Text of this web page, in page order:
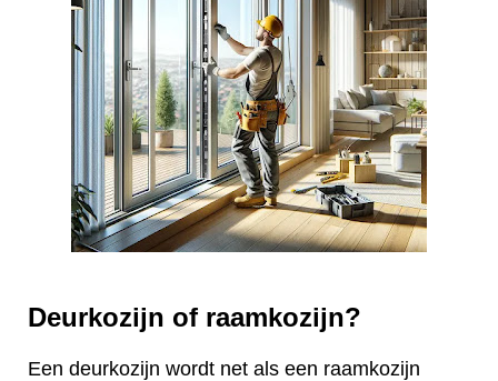
Deurkozijn of raamkozijn?
Een deurkozijn wordt net als een raamkozijn